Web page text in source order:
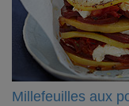
Millefeuilles aux